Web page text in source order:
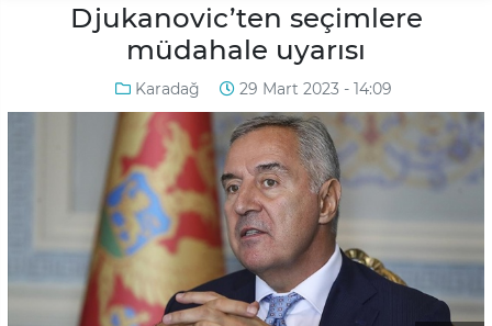
Djukanovic’ten seçimlere
müdahale uyarısı
Karadağ 29 Mart 2023 - 14:09